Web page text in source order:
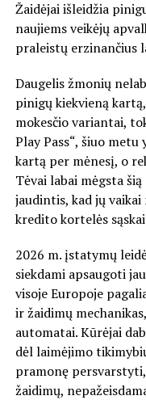
Žaidėjai išleidžia
naujiems veikėjų
praleistų erzinančius
Daugelis žmonių
pinigų kiekvieną
mokesčio variantai,
Play Pass“, šiuo
kartą per mėnesį, o
Tėvai labai mėgsta
jaudintis, kad jų
kredito kortelės
2026 m. įstatymų
siekdami apsaugoti
visoje Europoje
ir žaidimų
automatai. Kūrėjai
dėl laimėjimo
pramonę
žaidimų,